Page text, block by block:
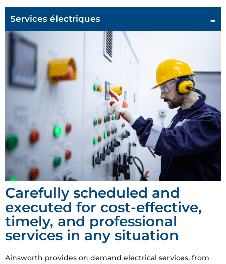
Services électriques
Carefully scheduled and
executed for cost-effective,
timely, and professional
services in any situation
Ainsworth provides on demand electrical services, from